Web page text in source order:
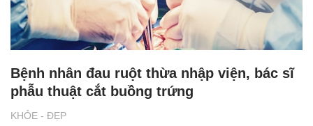
KHỎE - ĐẸP
Bệnh nhân đau ruột thừa nhập viện, bác sĩ
phẫu thuật cắt buồng trứng